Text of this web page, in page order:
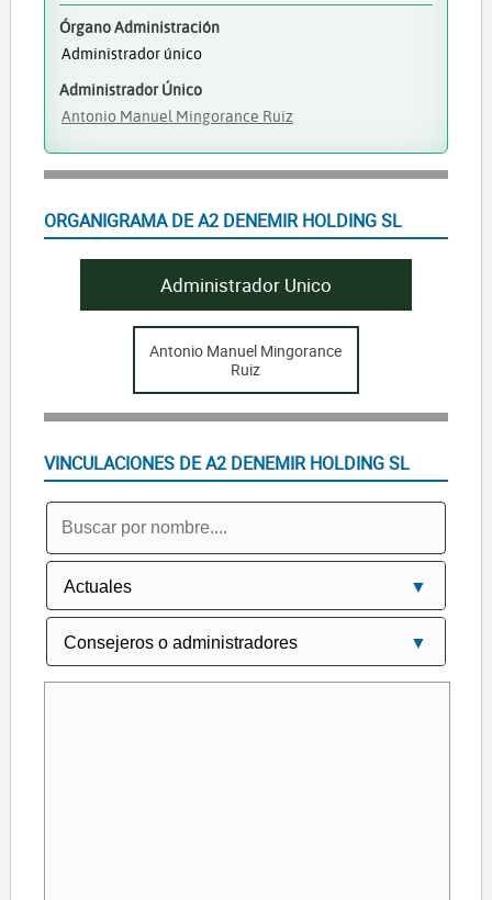
Órgano Administración
Administrador único
Administrador Único
Antonio Manuel Mingorance Ruiz
ORGANIGRAMA DE A2 DENEMIR HOLDING SL
Administrador Unico
Antonio Manuel Mingorance
Ruiz
VINCULACIONES DE A2 DENEMIR HOLDING SL